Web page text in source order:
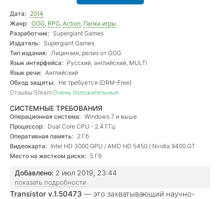
Дата: 2014
Жанр: GOG, RPG, Action, Папка игры
Разработчик: Supergiant Games
Издатель: Supergiant Games
Тип издания: Лицензия, релиз от GOG
Язык интерфейса: Русский, английский, MULTi
Язык речи: Английский
Обход защиты: Не требуется {DRM-Free}
Отзывы Steam:Очень положительные
СИСТЕМНЫЕ ТРЕБОВАНИЯ
Операционная система: Windows 7 и выше
Процессор: Dual Core CPU - 2.4 ГГц
Оперативная память: 2 Гб
Видеокарта: Intel HD 3000 GPU / AMD HD 5450 / Nvidia 9400 GT
Место на жестком диске: 5 Гб
Добавлено: 2 июл 2019, 23:44
показать подробности
Transistor v.1.50473 — это захватывающий научно-